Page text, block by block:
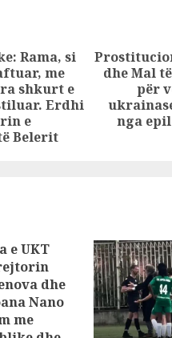
Previous
post:
Rama, si
me
shkurt e
Erdhi
e
Belerit
Next
post:
dhe Mal
për
nga
e UKT
dhe
Nano
me